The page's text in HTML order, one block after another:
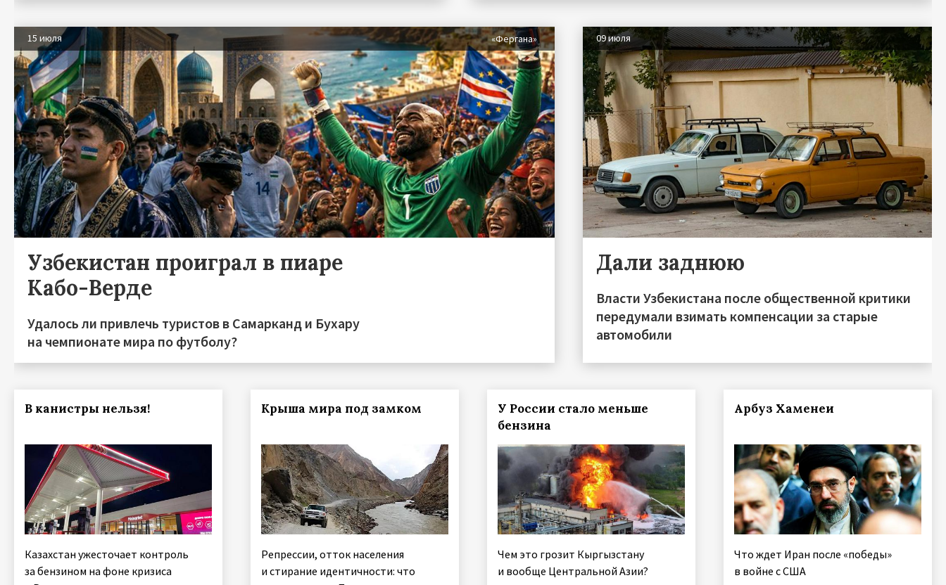
15 июля «Фергана»
Узбекистан проиграл в пиаре
Кабо-Верде
Удалось ли привлечь туристов в Самарканд и Бухару
на чемпионате мира по футболу?
09 июля
Дали заднюю
Власти Узбекистана после общественной критики
передумали взимать компенсации за старые
автомобили
В канистры нельзя!
Казахстан ужесточает контроль
за бензином на фоне кризиса
Крыша мира под замком
Репрессии, отток населения
и стирание идентичности: что
У России стало меньше
бензина
Чем это грозит Кыргызстану
и вообще Центральной Азии?
Арбуз Хаменеи
Что ждет Иран после «победы»
в войне с США